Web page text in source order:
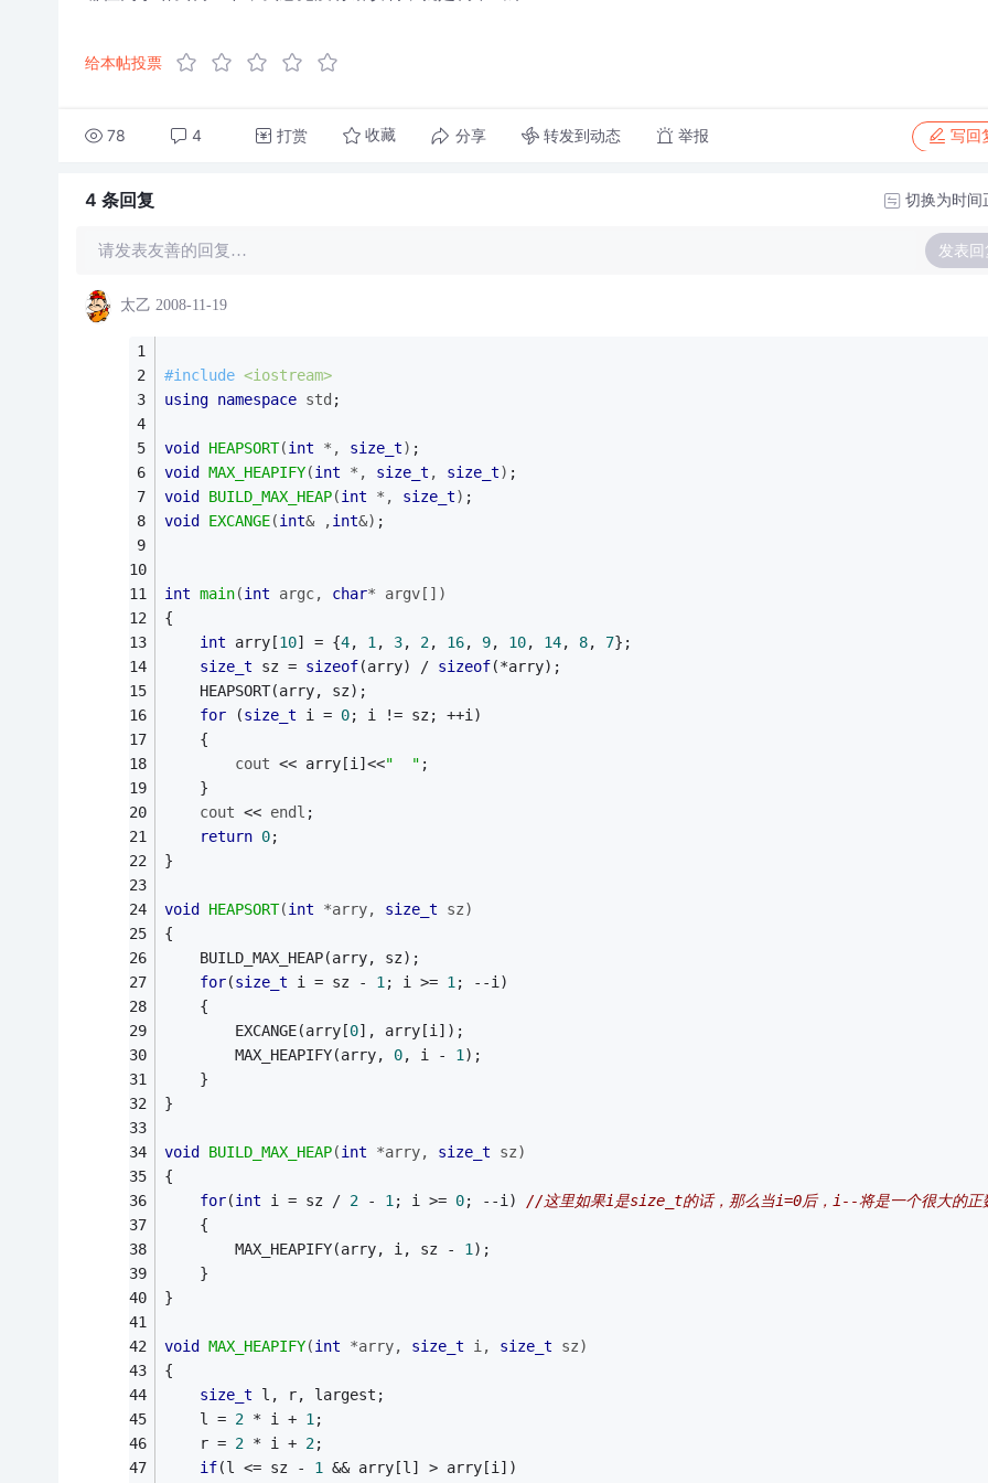
给本帖投票
78 4 打赏 收藏 分享 转发到动态 举报 写回
4 条回复 切换为时间
请发表友善的回复… 发表回
太乙 2008-11-19
#include <iostream>
using namespace std ;
void HEAPSORT(int *, size_t) ;
void
MAX_HEAPIFY(int *, size_t , size_t) ;
void
BUILD_MAX_HEAP(int *, size_t) ;
void
EXCANGE(int& ,int&) ;
int main(int argc, char* argv[])
{
int arry[10] = {4, 1 , 3, 2, 16, 9, 10, 14, 8, 7};
size_t sz = sizeof(arry) / sizeof(*arry);
	HEAPSORT(arry, sz);
for (size_t i = 0; i != sz; ++i)
	{
cout << arry[i]<<"  " ;
	}
cout << endl ;
return 0;
}
void HEAPSORT(int *arry, size_t sz)
{
	BUILD_MAX_HEAP(arry, sz);
for(size_t i = sz - 1 ; i >= 1 ; --i)
	{
		EXCANGE(arry[
0], arry[i]);
		MAX_HEAPIFY(arry,
0, i - 1 );
	}
}
void BUILD_MAX_HEAP(int *arry, size_t sz)
{
for(int i = sz / 2 - 1 ; i >= 0; --i) //这里如果i是size_t的话，那么当i=0后，i--将是一个很大的正数
	{
		MAX_HEAPIFY(arry, i, sz -
1 );
	}
}
void MAX_HEAPIFY(int *arry, size_t i, size_t sz)
{
size_t l, r, largest;
	l =
2 * i + 1 ;
	r =
2 * i + 2;
if(l <= sz - 1 && arry[l] > arry[i])